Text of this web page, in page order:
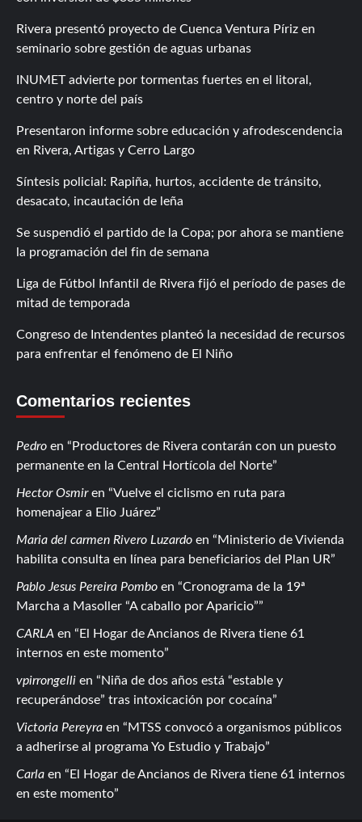
Rivera presentó proyecto de Cuenca Ventura Píriz en
seminario sobre gestión de aguas urbanas
INUMET advierte por tormentas fuertes en el litoral,
centro y norte del país
Presentaron informe sobre educación y afrodescendencia
en Rivera, Artigas y Cerro Largo
Síntesis policial: Rapiña, hurtos, accidente de tránsito,
desacato, incautación de leña
Se suspendió el partido de la Copa; por ahora se mantiene
la programación del fin de semana
Liga de Fútbol Infantil de Rivera fijó el período de pases de
mitad de temporada
Congreso de Intendentes planteó la necesidad de recursos
para enfrentar el fenómeno de El Niño
Comentarios recientes
Pedro en
Productores de Rivera contarán con un puesto
permanente en la Central Hortícola del Norte
Hector Osmiren
Vuelve el ciclismo en ruta para
homenajear a Elio Juárez
Maria del carmen Rivero Luzardo en
Ministerio de Vivienda
habilita consulta en línea para beneficiarios del Plan UR
Pablo Jesus Pereira Pombo en
Cronograma de la 19ª
Marcha a Masoller “A caballo por Aparicio”
CARLA en
El Hogar de Ancianos de Rivera tiene 61
internos en este momento
vpirrongelli en
Niña de dos años está “estable y
recuperándose” tras intoxicación por cocaína
Victoria Pereyra en
MTSS convocó a organismos públicos
a adherirse al programa Yo Estudio y Trabajo
Carla en
El Hogar de Ancianos de Rivera tiene 61 internos
en este momento